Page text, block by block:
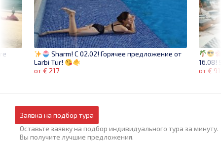
16.08!
от €
Sharm! C 02.02! Горячее предложение от
Larbi Tur!
от € 217
Заявка на подбор тура
Оставьте заявку на подбор индивидуального тура за минуту.
Вы получите лучшие предложения.